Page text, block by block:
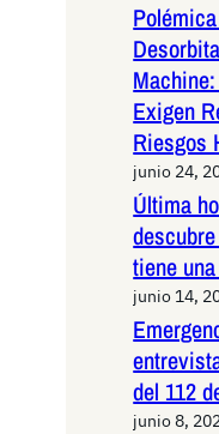
Exigen
Riesgos
junio 24,
Última
tiene
junio 14,
del 112
junio 8,